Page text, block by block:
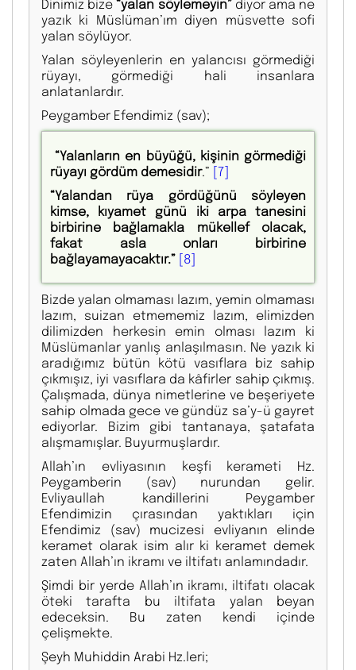
yazık ki Müslüman’ım diyen müsvette sofi
yalan söylüyor.
Yalan söyleyenlerin en yalancısı görmediği
rüyayı, görmediği hali insanlara
anlatanlardır.
Peygamber Efendimiz (sav);
“Yalanların en büyüğü, kişinin görmediği
rüyayı gördüm demesidir.” [7]
“Yalandan rüya gördüğünü söyleyen
kimse, kıyamet günü iki arpa tanesini
birbirine bağlamakla mükellef olacak,
fakat asla onları birbirine
bağlayamayacaktır.” [8]
Bizde yalan olmaması lazım, yemin olmaması
lazım, suizan etmememiz lazım, elimizden
dilimizden herkesin emin olması lazım ki
Müslümanlar yanlış anlaşılmasın. Ne yazık ki
aradığımız bütün kötü vasıflara biz sahip
çıkmışız, iyi vasıflara da kâfirler sahip çıkmış.
Çalışmada, dünya nimetlerine ve beşeriyete
sahip olmada gece ve gündüz sa’y-ü gayret
ediyorlar. Bizim gibi tantanaya, şatafata
alışmamışlar. Buyurmuşlardır.
Allah’ın evliyasının keşfi kerameti Hz.
Peygamberin (sav) nurundan gelir.
Evliyaullah kandillerini Peygamber
Efendimizin çırasından yaktıkları için
Efendimiz (sav) mucizesi evliyanın elinde
keramet olarak isim alır ki keramet demek
zaten Allah’ın ikramı ve iltifatı anlamındadır.
Şimdi bir yerde Allah’ın ikramı, iltifatı olacak
öteki tarafta bu iltifata yalan beyan
edeceksin. Bu zaten kendi içinde
çelişmekte.
Şeyh Muhiddin Arabi Hz.leri;